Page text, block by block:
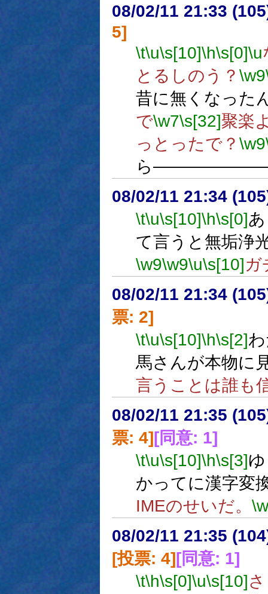
08/02/11 21:33
5]
\t\u\s[10]\h\s[0]\u
とるしのう？ \w9
昔に無くなった
で\w7\s[32]聚楽
っとったで？ \w9
ら
08/02/11 21:34
\t\u\s[10]\h\s[0]
て言うと無垢浄
\w9\w9\u\s[10]ガ
08/02/11 21:34
票: 2]
\t\u\s[10]\h\s[2]
馬さんが本物に
言うことは誰も
08/02/11 21:35
票: 4][同意: 1]
\t\u\s[10]\h\s[3]
かってに漢字変
IMEのせいだ。
08/02/11 21:35
[投票: 4] [同意: 1]
\t\h\s[0]\u\s[10]